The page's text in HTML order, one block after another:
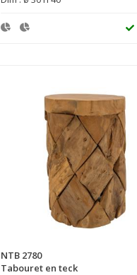
NTB 2780
Tabouret en teck